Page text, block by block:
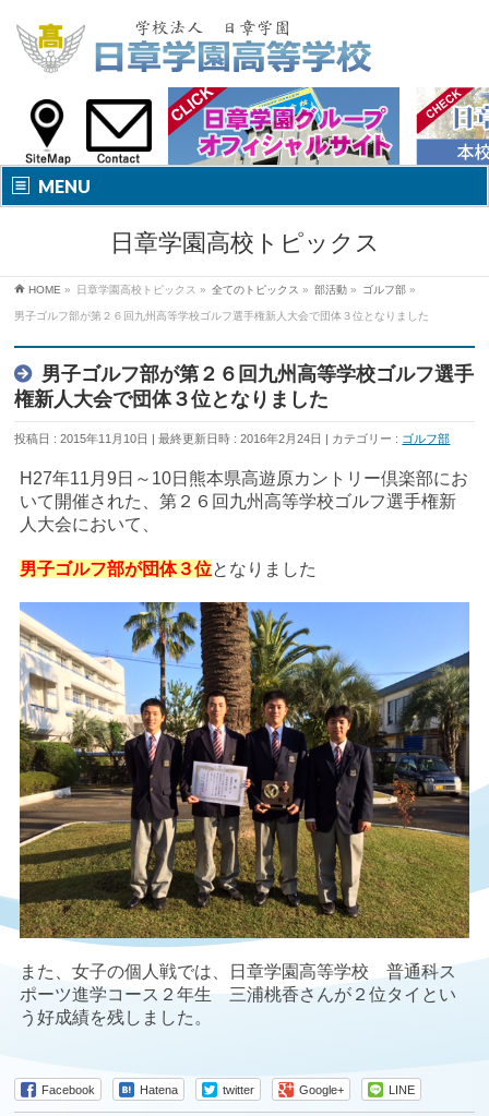
MENU
日章学園高校トピックス
HOME » 日章学園高校トピックス » 全てのトピックス » 部活動 » ゴルフ部 »
男子ゴルフ部が第２６回九州高等学校ゴルフ選手権新人大会で団体３位となりました
男子ゴルフ部が第２６回九州高等学校ゴルフ選手
権新人大会で団体３位となりました
投稿日 : 2015年11月10日 最終更新日時 : 2016年2月24日 カテゴリー : ゴルフ部
H27年11月9日～10日熊本県高遊原カントリー倶楽部にお
いて開催された、第２６回九州高等学校ゴルフ選手権新
人大会において、
男子ゴルフ部が団体３位となりました
また、女子の個人戦では、日章学園高等学校 普通科ス
ポーツ進学コース２年生 三浦桃香さんが２位タイとい
う好成績を残しました。
Facebook Hatena twitter Google+ LINE